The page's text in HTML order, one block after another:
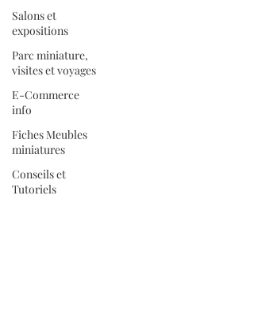
Salons et
expositions
Parc miniature,
visites et voyages
E-Commerce
info
Fiches Meubles
miniatures
Conseils et
Tutoriels